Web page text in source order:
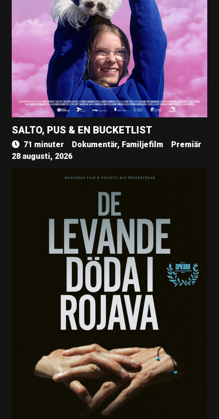
SALTO, PUS & EN BUCKETLIST
71 minuter Dokumentär, Familjefilm
Premiär
28 augusti, 2026